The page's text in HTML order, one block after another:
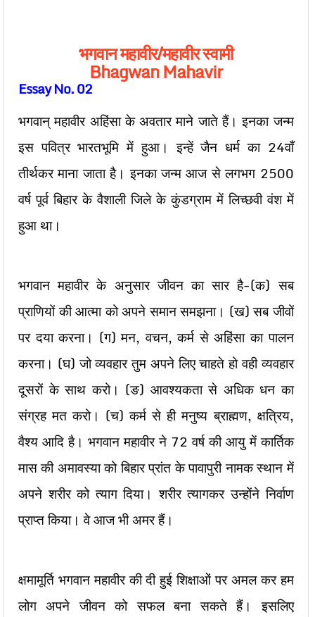
भगवान महावीर/महावीर स्वामी
Bhagwan Mahavir
Essay No. 02
भगवान् महावीर अहिंसा के अवतार माने जाते हैं। इनका जन्म
इस पवित्र भारतभूमि में हुआ। इन्हें जैन धर्म का 24वाँ
तीर्थकर माना जाता है। इनका जन्म आज से लगभग 2500
वर्ष पूर्व बिहार के वैशाली जिले के कुंडग्राम में लिच्छवी वंश में
हुआ था।
भगवान महावीर के अनुसार जीवन का सार है-(क) सब
प्राणियों की आत्मा को अपने समान समझना। (ख) सब जीवों
पर दया करना। (ग) मन, वचन, कर्म से अहिंसा का पालन
करना। (घ) जो व्यवहार तुम अपने लिए चाहते हो वही व्यवहार
दूसरों के साथ करो। (ङ) आवश्यकता से अधिक धन का
संग्रह मत करो। (च) कर्म से ही मनुष्य ब्राह्मण, क्षत्रिय,
वैश्य आदि है। भगवान महावीर ने 72 वर्ष की आयु में कार्तिक
मास की अमावस्या को बिहार प्रांत के पावापुरी नामक स्थान में
अपने शरीर को त्याग दिया। शरीर त्यागकर उन्होंने निर्वाण
प्राप्त किया। वे आज भी अमर हैं।
क्षमामूर्ति भगवान महावीर की दी हुई शिक्षाओं पर अमल कर हम
लोग अपने जीवन को सफल बना सकते हैं। इसलिए